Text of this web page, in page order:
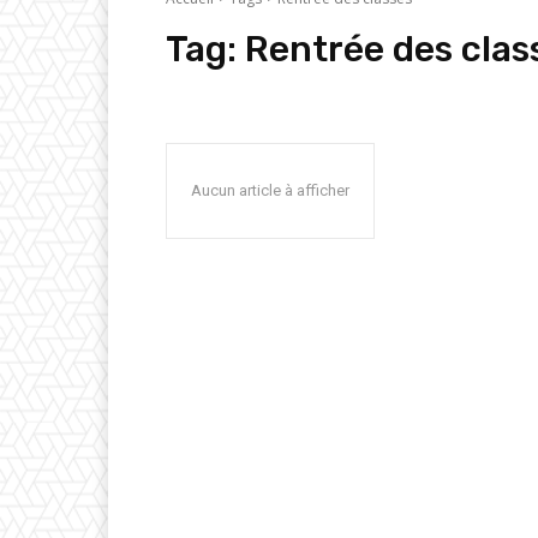
Tag: Rentrée des
Aucun article à afficher